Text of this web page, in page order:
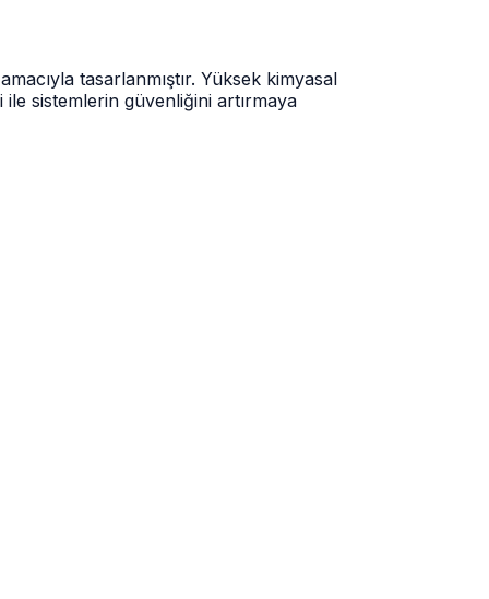
tasarlanmıştır. Yüksek kimyasal
ile sistemlerin güvenliğini artırmaya